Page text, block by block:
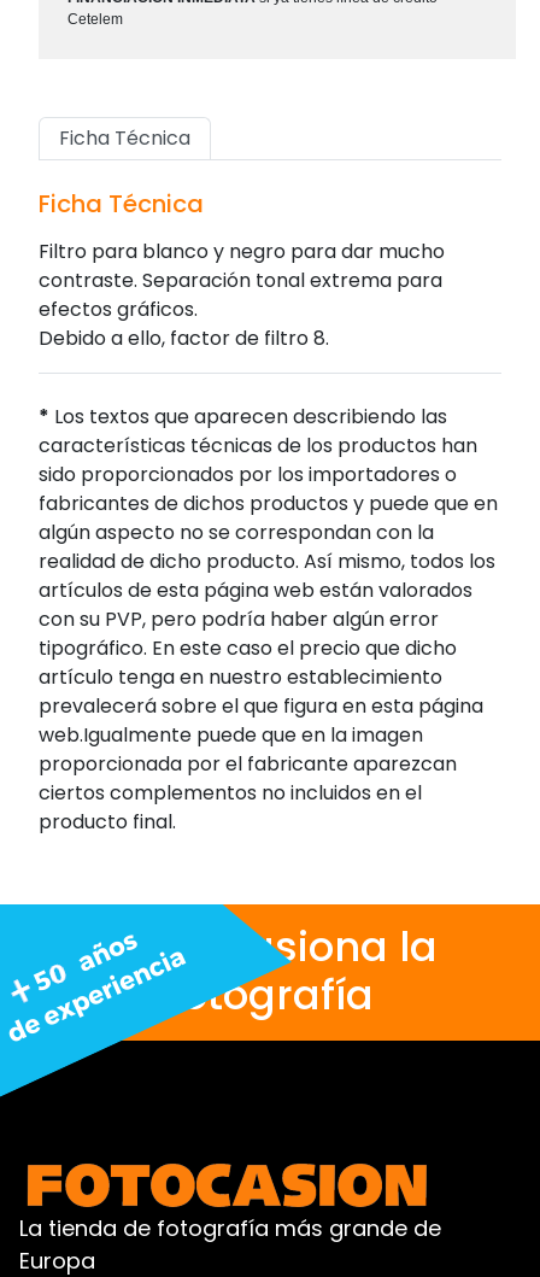
Cetelem
Ficha Técnica
Ficha Técnica
Filtro para blanco y negro para dar mucho
contraste. Separación tonal extrema para
efectos gráficos.
Debido a ello, factor de filtro 8.
* Los textos que aparecen describiendo las
características técnicas de los productos han
sido proporcionados por los importadores o
fabricantes de dichos productos y puede que en
algún aspecto no se correspondan con la
realidad de dicho producto. Así mismo, todos los
artículos de esta página web están valorados
con su PVP, pero podría haber algún error
tipográfico. En este caso el precio que dicho
artículo tenga en nuestro establecimiento
prevalecerá sobre el que figura en esta página
web.Igualmente puede que en la imagen
proporcionada por el fabricante aparezcan
ciertos complementos no incluidos en el
producto final.
Nos apasiona la
fotografía
La tienda de fotografía más grande de
Europa